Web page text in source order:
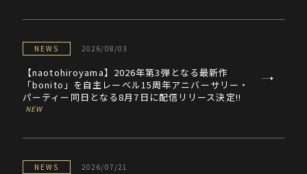
NEWS 2026/08/03
【naotohiroyama】2026年第3弾となる最新作
「bonito」を自主レーベル15周年アニバーサリー・
パーティー同日となる8月7日に配信リリース決定!!
NEWS 2026/07/21